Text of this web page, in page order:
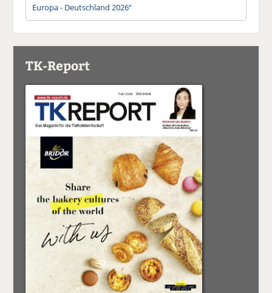
Europa - Deutschland 2026“
TK-Report